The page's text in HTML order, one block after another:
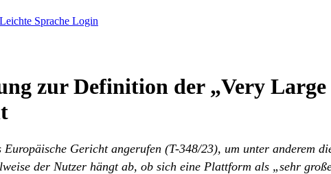
Leichte Sprache Login
zur Definition der „Very
Europäische Gericht angerufen (T-348/23), um unter
der Nutzer hängt ab, ob sich eine Plattform als „sehr